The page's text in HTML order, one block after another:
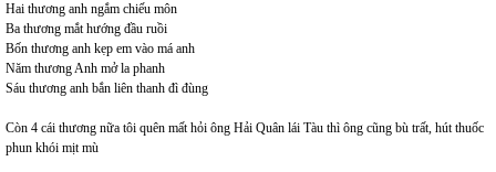
Hai thương anh ngắm chiếu môn
Ba thương mắt hướng đầu ruồi
Bốn thương anh kẹp em vào má anh
Năm thương Anh mở la phanh
Sáu thương anh bắn liên thanh đì đùng
Còn 4 cái thương nữa tôi quên mất hỏi ông Hải Quân lái Tàu thì ông cũng bù trất, hút thuốc
phun khói mịt mù